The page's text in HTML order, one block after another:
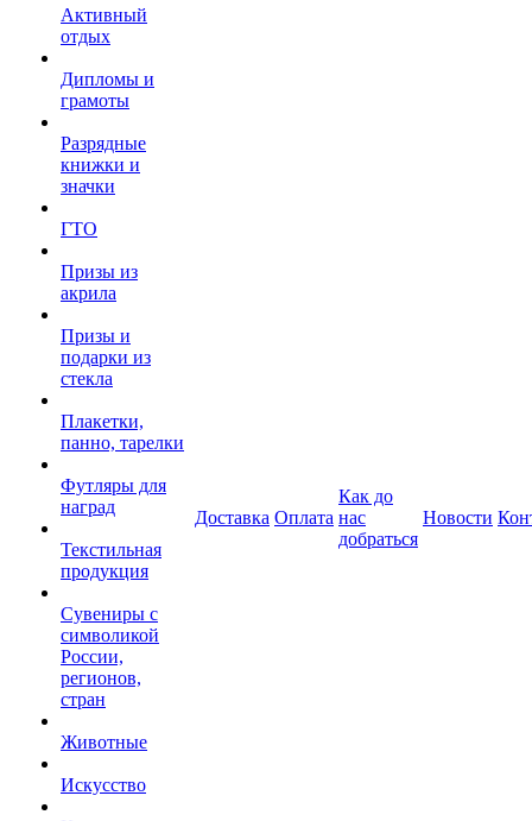
Активный
отдых
Дипломы и
грамоты
Разрядные
книжки и
значки
ГТО
Призы из
акрила
Призы и
подарки из
стекла
Плакетки,
панно, тарелки
Футляры для
наград
Текстильная
продукция
Сувениры с
символикой
России,
регионов,
стран
Животные
Искусство
Доставка Оплата
Как до
нас
добраться
Новости